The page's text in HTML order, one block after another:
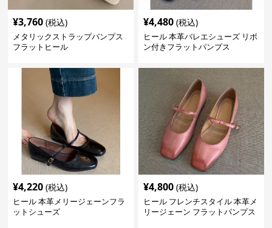
¥3,760 (税込)
メタリックストラップパンプス
フラットヒール
¥4,480 (税込)
ヒール 本革バレエシューズ リボ
ン付きフラットパンプス
¥4,220 (税込)
ヒール 本革メリージェーンフラ
ットシューズ
¥4,800 (税込)
ヒール フレンチスタイル 本革メ
リージェーン フラットパンプス